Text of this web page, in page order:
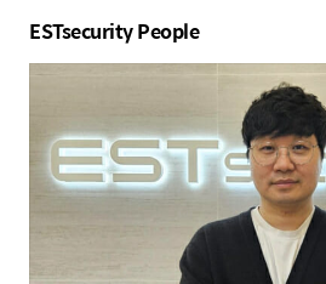
이 인코딩된 기기 고유 ..
특히 이번 공격은
shing-as-a-Service)
정되어 각별한 주의가
입 경로 이번 공격은
동차 부품 제조, 반도체
의료기기/바이오, IT 서
의 국내 기업 실무자
자는 [메일 수신 → H..
ESTsecurity People